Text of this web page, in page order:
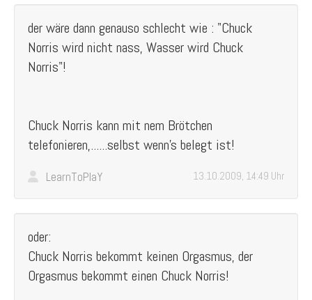
der wäre dann genauso schlecht wie : "Chuck
Norris wird nicht nass, Wasser wird Chuck
Norris"!
Chuck Norris kann mit nem Brötchen
telefonieren,......selbst wenn's belegt ist!
LearnToPlaY 13.10.2009, 14:49 Uhr
oder:
Chuck Norris bekommt keinen Orgasmus, der
Orgasmus bekommt einen Chuck Norris!